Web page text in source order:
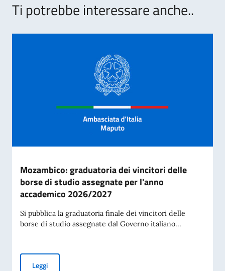
Ti potrebbe interessare anche..
Mozambico: graduatoria dei vincitori delle
borse di studio assegnate per l'anno
accademico 2026/2027
Si pubblica la graduatoria finale dei vincitori delle
borse di studio assegnate dal Governo italiano...
LeggiMozambico: graduatoria dei vincitori delle borse di studio